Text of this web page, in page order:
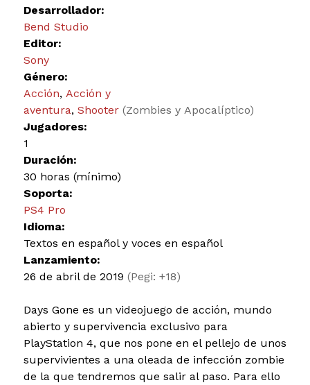
Desarrollador:
Bend Studio
Editor:
Sony
Género:
Acción, Acción y
aventura, Shooter (Zombies y Apocalíptico)
Jugadores:
1
Duración:
30 horas (mínimo)
Soporta:
PS4 Pro
Idioma:
Textos en español y voces en español
Lanzamiento:
26 de abril de 2019 (Pegi: +18)
Days Gone es un videojuego de acción, mundo
abierto y supervivencia exclusivo para
PlayStation 4, que nos pone en el pellejo de unos
supervivientes a una oleada de infección zombie
de la que tendremos que salir al paso. Para ello